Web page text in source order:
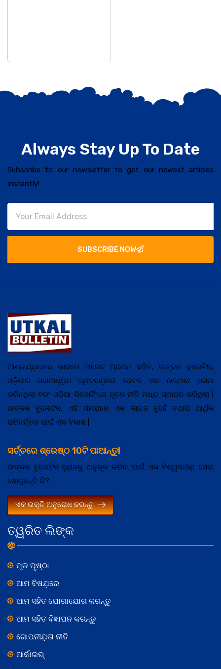
Always Stay Up To Date
Subscribe to our newsletter to get our newest articles
instantly!
SUBSCRIBE NOW
ତ୍ୱରିତ ଲିଙ୍କ
ମୂଳ ପୃଷ୍ଠା
ଆମ ବିଷଯ଼ରେ
ଆମ ସହିତ ଯୋଗାଯୋଗ କରନ୍ତୁ
ଆମ ସହିତ ବିଜ୍ଞାପନ କରନ୍ତୁ
ଗୋପନୀଯ଼ତା ନୀତି
ଆର୍କାଇଭ୍
ଆଶ୍ଚର୍ଯ୍ଯ଼ଜନକ ଭାବରେ ଅନେକ ପ୍ରଥମ ସହିତ, ଉତ୍କଳ ବୁଲେଟିନ,
ଓଡ଼ିଶାର ଗଣମାଧ୍ଯ଼ମ ବ୍ଯ଼ବସାଯ଼ରେ କେବଳ ଏକ ଉତ୍ଥାନ ହାସଲ
କରିନଥିଲା ବରଂ ଓଡ଼ିଆ ରିପୋର୍ଟିଂରେ ନୂତନ ନୀତି ମଧ୍ଯ଼ ସ୍ଥାପନ କରିଥିଲା |
ଉତ୍କଳ ବୁଲେଟିନ, ଏହି ସମଯ଼ରେ ଏକ କାଗଜ ନୁହେଁ ତଥାପି ଆର୍ଥିକ
ପରିବର୍ତ୍ତନ ପାଇଁ ଏକ ବିକାଶ |
ସର୍ଚ୍ଚରେ ଶ୍ରେଷ୍ଠ 10ଟି ପାଆନ୍ତୁ!
ଉତ୍କଳ ବୁଲେଟିନ ନ୍ଯ଼ୁଜକୁ ଅନୁକୂଳ କରିବା ପାଇଁ ଏକ ବିଶ୍ୱସନୀଯ଼ ସେବା
ଖୋଜୁଛନ୍ତି କି?
ଏକ ଉକ୍ତି ଅନୁରୋଧ କରନ୍ତୁ